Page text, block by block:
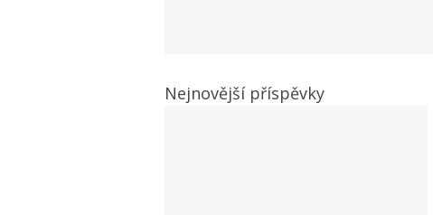
Nejnovější příspěvky